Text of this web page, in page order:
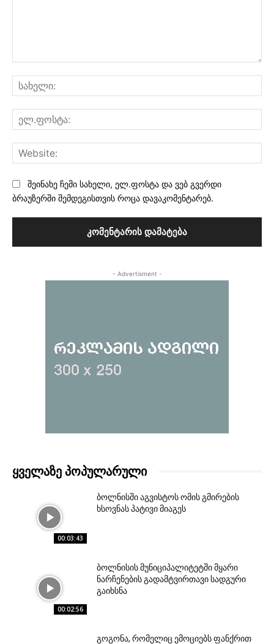
შეინახე ჩემი სახელი, ელ.ფოსტა და ვებ გვერდი
ბრაუზერში შემდეგისთვის როცა დავაკომენტარებ.
- Advertisment -
ᲧᲕᲔᲚᲐᲖᲔ ᲞᲝᲞᲣᲚᲐᲠᲣᲚᲘ
00:03:43
ბოლნისში აგვისტოს ომის გმირების
ხსოვნას პატივი მიაგეს
00:02:56
ბოლნისის მუნიციპალიტეტში მყარი
ნარჩენების გადამტვირთავი სადგური
გაიხსნა
გოგონა, რომელიც ემოციებს ფანქრით